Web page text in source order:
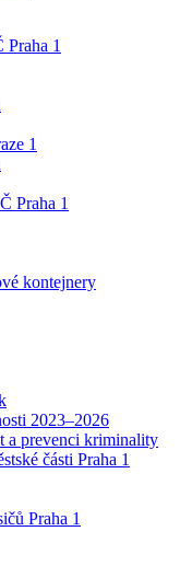
Praha 1
1
Praha 1
kontejnery
2023–2026
a prevenci kriminality
části Praha 1
Praha 1